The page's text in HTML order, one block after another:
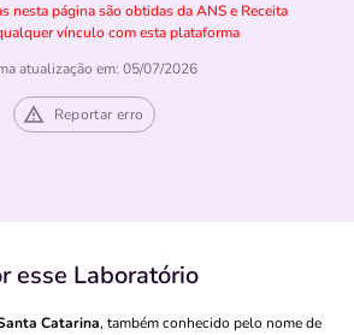
nesta página são obtidas da ANS e Receita
vínculo com esta plataforma
atualização em: 05/07/2026
Reportar erro
esse Laboratório
Catarina, também conhecido pelo nome de